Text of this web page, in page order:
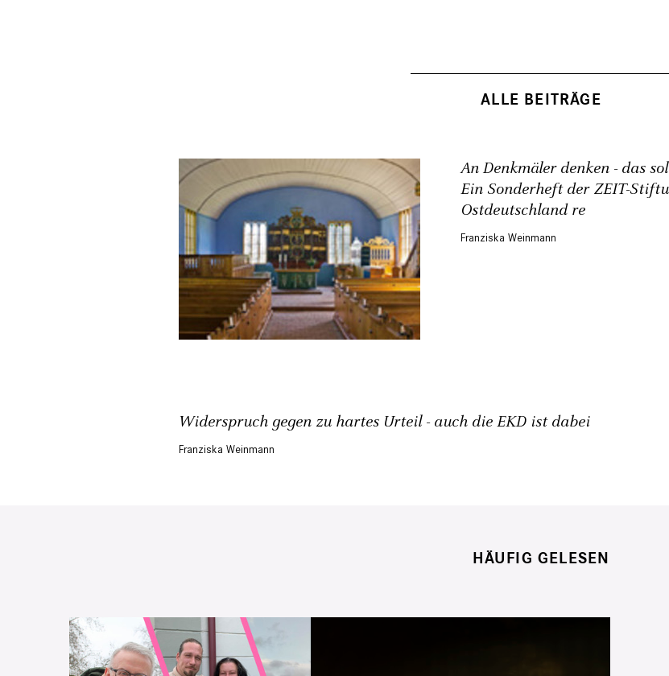
ALLE BEITRÄGE
An Denkmäler denken - das
Ein Sonderheft der ZEIT-
Ostdeutschland re
Franziska Weinmann
Widerspruch gegen zu hartes Urteil - auch die EKD ist dabei
Franziska Weinmann
HÄUFIG GELESEN